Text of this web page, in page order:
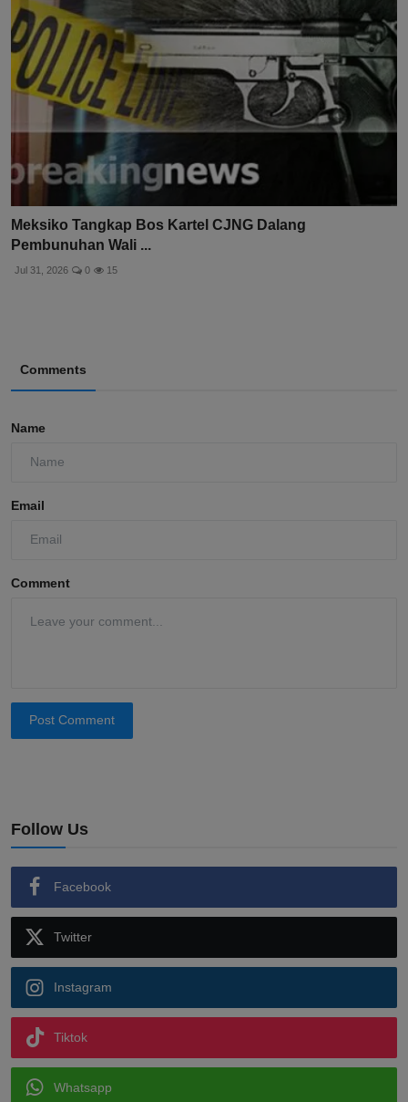
Meksiko Tangkap Bos Kartel CJNG Dalang
Pembunuhan Wali ...
Jul 31, 2026 0 15
Comments
Name
Email
Comment
Post Comment
Follow Us
Facebook
Twitter
Instagram
Tiktok
Whatsapp